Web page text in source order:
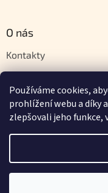
Používáme cookies,
prohlížení webu a díky
zlepšovali jeho
O nás
Kontakty
Napište nám